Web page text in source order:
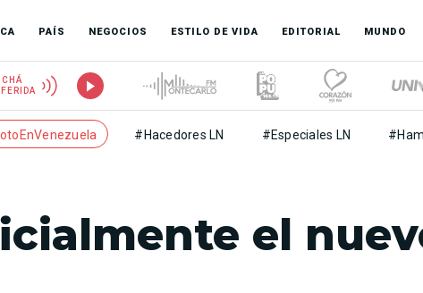
PAÍS NEGOCIOS ESTILO DE VIDA EDITORIAL MUNDO
#Hacedores LN #Especiales LN
el